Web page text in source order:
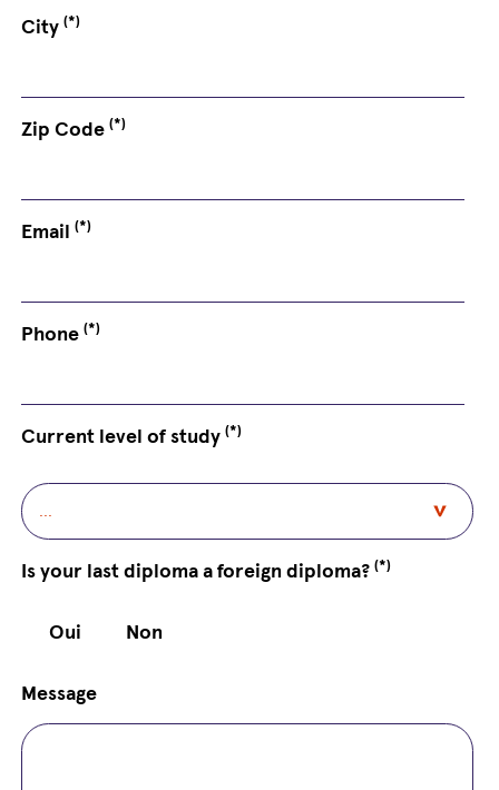
City(*)
Zip Code(*)
Email(*)
Phone(*)
Current level of study(*)
Is your last diploma a foreign diploma?(*)
Oui Non
Message